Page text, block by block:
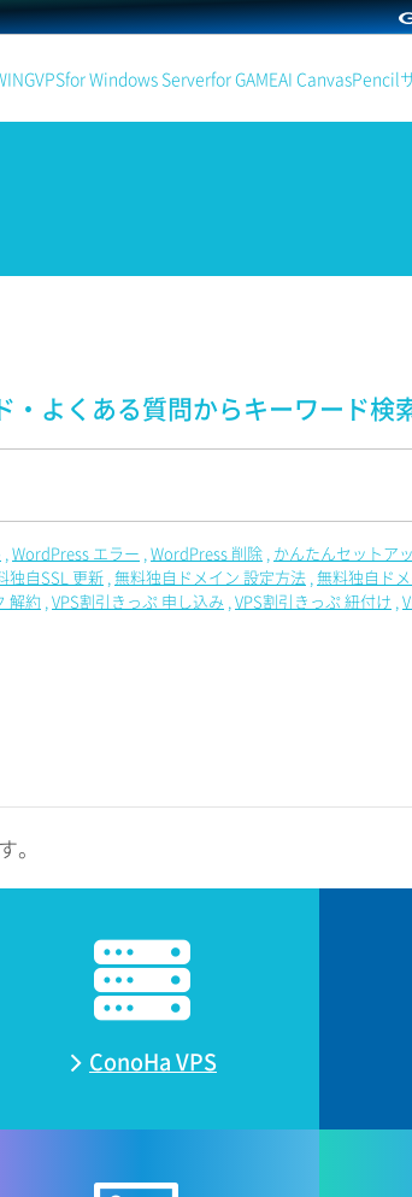
VPSfor Windows Serverfor GAMEAI CanvasPencil
・よくある質問からキーワード検
WordPress エラー WordPress 削除 かんたんセットア
独自SSL 更新 無料独自ドメイン 設定方法 無料独自ド
解約 VPS割引きっぷ 申し込み VPS割引きっぷ 紐付け
。
ConoHa VPS